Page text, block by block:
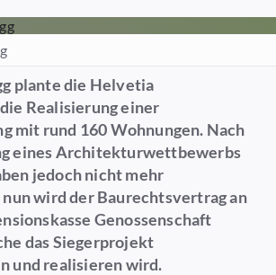
plante die Helvetia
Realisierung einer
mit rund 160 Wohnungen. Nach
eines Architekturwettbewerbs
jedoch nicht mehr
wird der Baurechtsvertrag an
Genossenschaft
das Siegerprojekt
und realisieren wird.